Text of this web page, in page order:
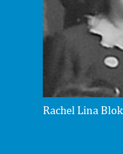
Rachel Lina